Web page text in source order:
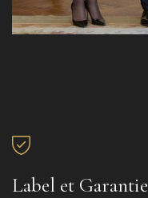
Label et Garantie